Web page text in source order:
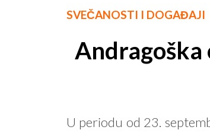
SVEČANOSTI I DOGAĐAJI
Andragoška
U periodu od 23.
navigation